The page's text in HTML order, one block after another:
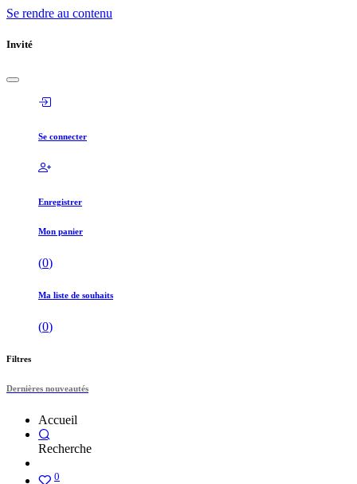
Se rendre au contenu
Invité
Se connecter
Enregistrer
Mon panier
(0)
Ma liste de souhaits
(0)
Filtres
Dernières nouveautés
Accueil
Recherche
0